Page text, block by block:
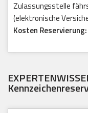
Zulassungsstelle
(elektronische
Kosten